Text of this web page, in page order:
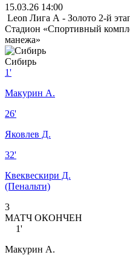
15.03.26 14:00
Leon Лига А - Золото 2-й
Стадион «Спортивный
манежа»
Сибирь
1'
Макурин А.
26'
Яковлев Д.
32'
Квеквескири Д.
(Пенальти)
3
МАТЧ ОКОНЧЕН
1'
Макурин А.